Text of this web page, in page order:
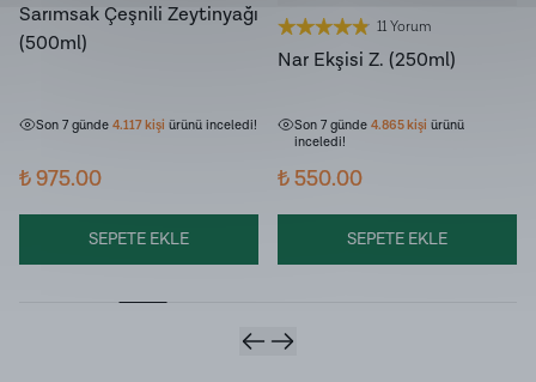
Sarımsak Çeşnili Zeytinyağı
(500ml)
Son 7 günde 4.117kişi ürünü inceledi!
₺ 975.00
SEPETE EKLE
11 Yorum
Nar Ekşisi Z. (250ml)
Son 7 günde 4.865kişi ürünü
inceledi!
₺ 550.00
SEPETE EKLE